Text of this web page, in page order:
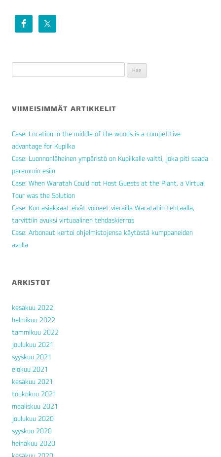
VIIMEISIMMÄT ARTIKKELIT
Case: Location in the middle of the woods is a competitive
advantage for Kupilka
Case: Luonnonläheinen ympäristö on Kupilkalle valtti, joka piti saada
paremmin esiin
Case: When Waratah Could not Host Guests at the Plant, a Virtual
Tour was the Solution
Case: Kun asiakkaat eivät voineet vierailla Waratahin tehtaalla,
tarvittiin avuksi virtuaalinen tehdaskierros
Case: Arbonaut kertoi ohjelmistojensa käytöstä kumppaneiden
avulla
ARKISTOT
kesäkuu 2022
helmikuu 2022
tammikuu 2022
joulukuu 2021
syyskuu 2021
elokuu 2021
kesäkuu 2021
toukokuu 2021
maaliskuu 2021
joulukuu 2020
syyskuu 2020
heinäkuu 2020
kesäkuu 2020